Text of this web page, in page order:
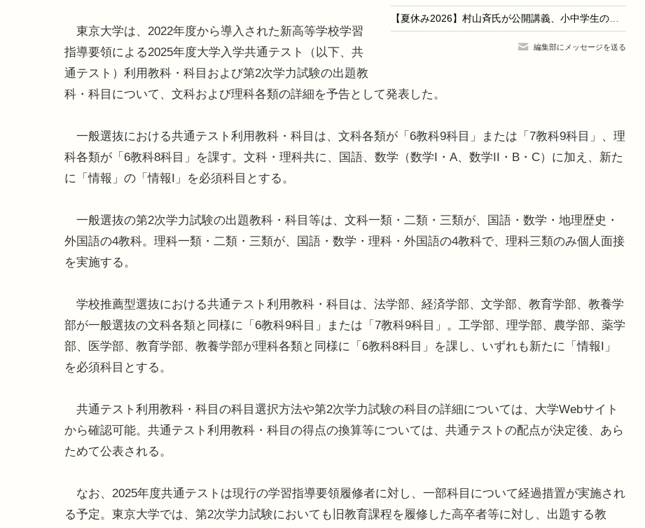
【夏休み2026】村山斉氏が公開講義、小中学生のための大学講義スクール9月開校
編集部にメッセージを送る
東京大学は、2022年度から導入された新高等学校学習
指導要領による2025年度大学入学共通テスト（以下、共
通テスト）利用教科・科目および第2次学力試験の出題教
科・科目について、文科および理科各類の詳細を予告として発表した。
一般選抜における共通テスト利用教科・科目は、文科各類が「6教科9科目」または「7教科9科目」、理
科各類が「6教科8科目」を課す。文科・理科共に、国語、数学（数学I・A、数学II・B・C）に加え、新た
に「情報」の「情報I」を必須科目とする。
一般選抜の第2次学力試験の出題教科・科目等は、文科一類・二類・三類が、国語・数学・地理歴史・
外国語の4教科。理科一類・二類・三類が、国語・数学・理科・外国語の4教科で、理科三類のみ個人面接
を実施する。
学校推薦型選抜における共通テスト利用教科・科目は、法学部、経済学部、文学部、教育学部、教養学
部が一般選抜の文科各類と同様に「6教科9科目」または「7教科9科目」。工学部、理学部、農学部、薬学
部、医学部、教育学部、教養学部が理科各類と同様に「6教科8科目」を課し、いずれも新たに「情報I」
を必須科目とする。
共通テスト利用教科・科目の科目選択方法や第2次学力試験の科目の詳細については、大学Webサイト
から確認可能。共通テスト利用教科・科目の得点の換算等については、共通テストの配点が決定後、あら
ためて公表される。
なお、2025年度共通テストは現行の学習指導要領履修者に対し、一部科目について経過措置が実施され
る予定。東京大学では、第2次学力試験においても旧教育課程を履修した高卒者等に対し、出題する教